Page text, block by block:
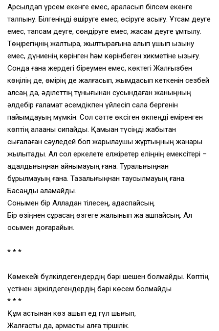
Арсылдап үрсем екенге емес, араласып білсем екенге
талпыну. Білгеніңді өшіруге емес, өсіруге асығу. Ұтсам деуге
емес, тапсам деуге, сөндіруге емес, жақсам деуге ұмтылу.
Төңірегіңнің жалтырақ, жылтырағына алып ұшып қызыну
емес, дүниенің көрінген һәм көрінбеген хикметіне қызығу.
Сонда ғана жердегі біреумен емес, көктегі Жалғызбен
көңілің де, өмірің де жалғасып, жымдасып кеткенін сезбей
қалсаң да, әділеттің тұнығынан сусындаған жаныңның
әлдебір ғаламат әсемдікпен үйлесіп сала бергенін
пайымдауың мүмкін. Сол сәтте өксіген өкпеңді еміренген
көптің алақаны сипайды. Қамыққан түсіңді жабықтан
сығалаған сәуледей боп жарылқаушы жұртыңның жанары
жылытады. Ал сол еркелете елжіретер еліңнің емексітері –
адалдығыңнан айнымауың ғана. Туралығыңнан
бұрылмауың ғана. Тазалы­ғыңнан таусылмауың ғана.
Басқаңды қаламайды.
Сонымен бір Алладан тілесең, адаспайсың.
Бір өзіңнен сұрасаң өзгеге жалынып жақ ашпайсың. Ал
осымен доғарайын.
* * *
Көмекейі бүлкілдегендердің бәрі шешен болмайды. Көптің
үстінен зіркілдегендердің бәрі көсем болмайды
* * *
Құм астынан көз ашып ед гүл шығып,
Жалғасты да, армасты алға тіршілік.